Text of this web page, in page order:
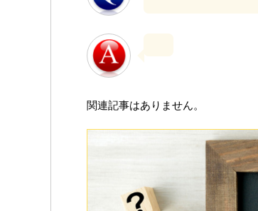
関連記事はありません。